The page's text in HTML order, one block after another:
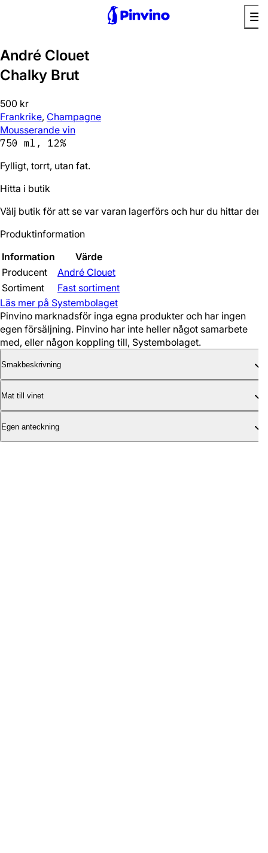
André Clouet
Chalky Brut
500 kr
Frankrike, Champagne
Mousserande vin
750 ml, 12%
Fylligt, torrt, utan fat.
Hitta i butik
Välj butik för att se var varan lagerförs och hur du hittar den.
Produktinformation
Information
Värde
Producent
André Clouet
Sortiment
Fast sortiment
Läs mer på Systembolaget
Pinvino marknadsför inga egna produkter och har ingen
egen försäljning. Pinvino har inte heller något samarbete
med, eller någon koppling till, Systembolaget.
Smakbeskrivning
Mat till vinet
Egen anteckning